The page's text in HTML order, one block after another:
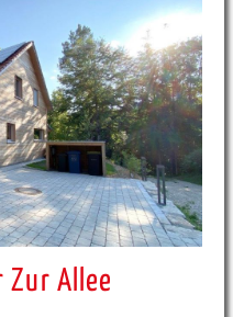
Zur Allee